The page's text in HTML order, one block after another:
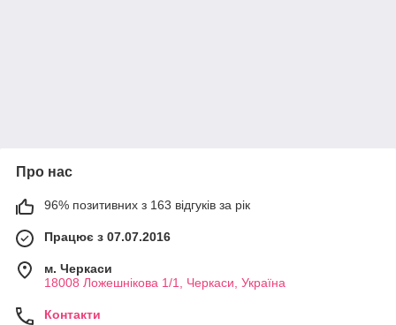
Про нас
96% позитивних з 163 відгуків за рік
Працює з 07.07.2016
м. Черкаси
18008 Ложешнікова 1/1, Черкаси, Україна
Контакти